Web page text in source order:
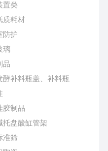
置类
质耗材
防护
璃
品
酵补料瓶盖、补料瓶
胶制品
托盘酸缸管架
准筛